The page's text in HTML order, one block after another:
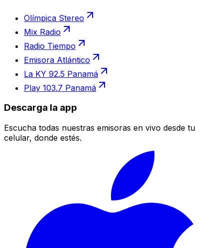
Olímpica Stereo
Mix Radio
Radio Tiempo
Emisora Atlántico
La KY 92.5 Panamá
Play 103.7 Panamá
Descarga la app
Escucha todas nuestras emisoras en vivo desde tu
celular, donde estés.